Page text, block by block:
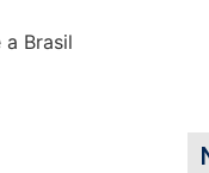
Brasil